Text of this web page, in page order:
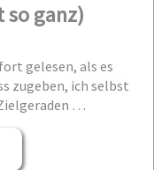
ganz)
gelesen, als es
zugeben, ich selbst
…